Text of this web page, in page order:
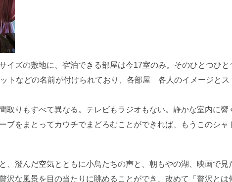
イズの敷地に、宿泊できる部屋は今17室のみ。そのひとつひ
トなどの名前が付けられており、各部屋 各人のイメージと
取りもすべて異なる。テレビもラジオもない。静かな室内に
ブをまとってカウチでまどろむことができれば、もうこのシ
、澄んだ空気とともに小鳥たちの声と、朝もやの湖、映画で
沢な風景を目の当たりに眺めることができ、改めて「贅沢と